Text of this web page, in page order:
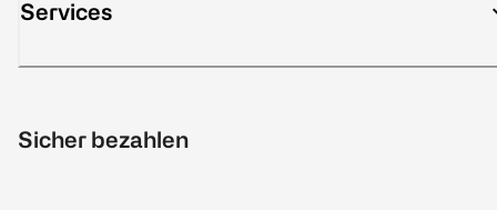
Services
Sicher bezahlen